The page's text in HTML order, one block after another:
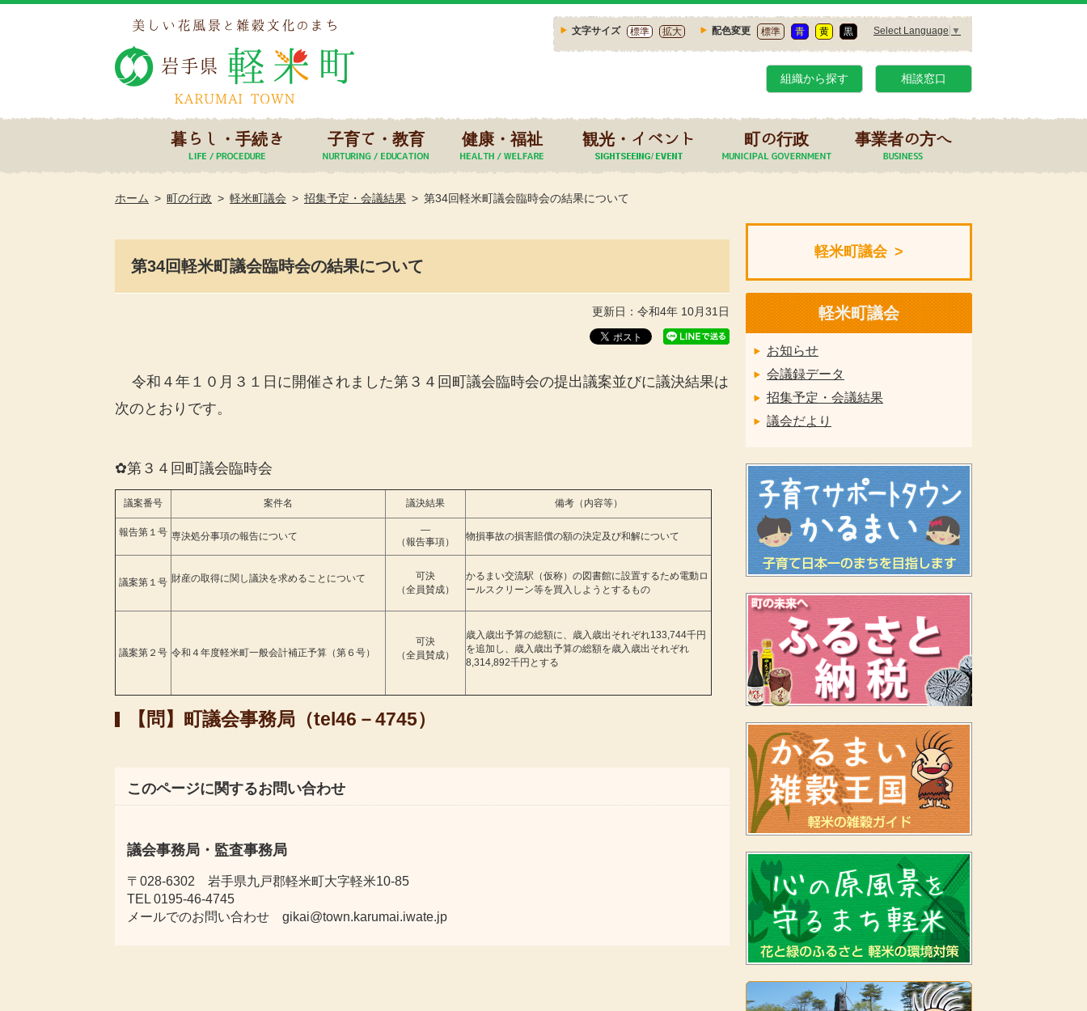
文字サイズ 標準 拡大 配色変更 標準 青 黄 黒 Select Language ▼
組織から探す 相談窓口
暮らし・手続き 子育て・教育 健康・福祉 観光・イベント 町の行政 事業者の方へ
ホーム 町の行政 軽米町議会 招集予定・会議結果 第34回軽米町議会臨時会の結果について
第34回軽米町議会臨時会の結果について
更新日：令和4年 10月31日
令和４年１０月３１ 日に開催されました第３４回町議会臨時会の提出議案並びに議決結果は
次のとおりです。
✿第３４回町議会臨時会
議案番号 案件名 議決結果 備考（内容等）
報告第１号 専決処分事項の報告について
―
（報告事項）
物損事故の損害賠償の額の決定及び和解について
議案第１号 財産の取得に関し議決を求めることについて
可決
（全員賛成）
かるまい交流駅（仮称）の図書館に設置するため電動ロ
ールスクリーン等を買入しようとするもの
議案第２号 令和４年度軽米町一般会計補正予算（第６号）
可決
（全員賛成）
歳入歳出予算の総額に、歳入歳出それぞれ133,744千円
を追加し、歳入歳出予算の総額を歳入歳出それぞれ
8,314,892千円とする
【問】町議会事務局（tel46－4745）
このページに関するお問い合わせ
議会事務局・監査事務局
〒028-6302 岩手県九戸郡軽米町大字軽米10-85
TEL 0195-46-4745
メールでのお問い合わせ gikai@town.karumai.iwate.jp
軽米町議会
軽米町議会
お知らせ
会議録データ
招集予定・会議結果
議会だより